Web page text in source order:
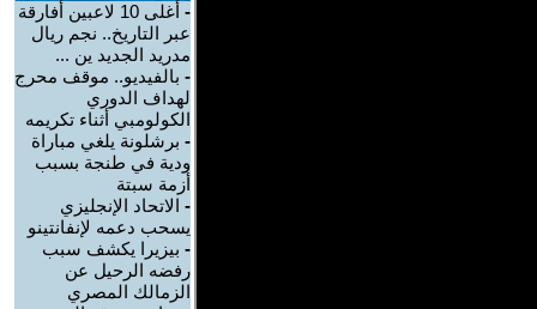
-
أغلى 10 لاعبين أفارقة
عبر التاريخ.. نجم ريال
مدريد الجديد ين ...
- بالفيديو.. موقف محرج
لهداف الدوري
الكولومبي أثناء تكريمه
- برشلونة يلغي مباراة
ودية في طنجة بسبب
أزمة سبتة
- الاتحاد الإنجليزي
يسحب دعمه لإنفانتينو
- بيزيرا يكشف سبب
رفضه الرحيل عن
الزمالك المصري